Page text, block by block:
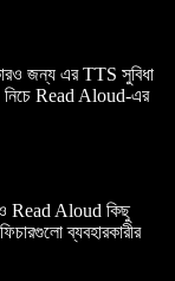
জন্য এর TTS সুবিধা
নিচে Read Aloud-এর
Read Aloud কিছু
ব্যবহারকারীর